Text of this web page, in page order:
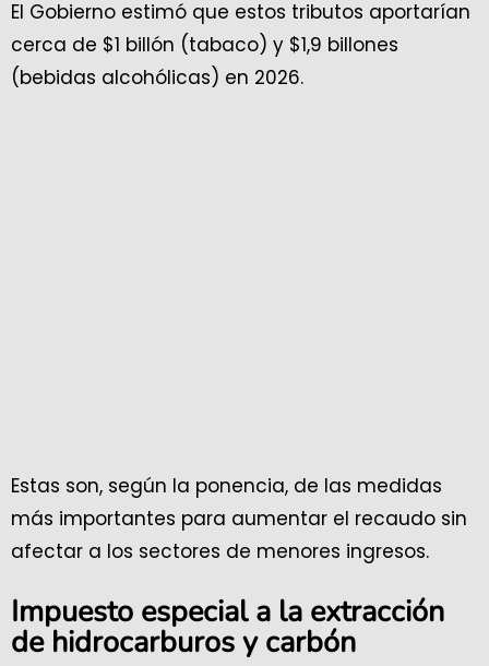
El Gobierno estimó que estos tributos aportarían
cerca de $1 billón (tabaco) y $1,9 billones
(bebidas alcohólicas) en 2026.
Estas son, según la ponencia, de las medidas
más importantes para aumentar el recaudo sin
afectar a los sectores de menores ingresos.
Impuesto especial a la extracción
de hidrocarburos y carbón